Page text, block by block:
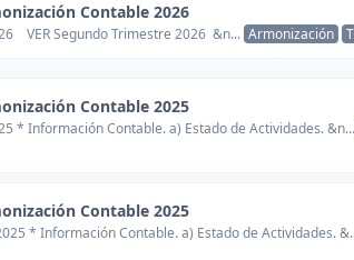
Contable 2026
VER Segundo Trimestre 2026 &n... Armonización
Contable 2025
* Información Contable. a) Estado de Actividades. &n...
Contable 2025
* Información Contable. a) Estado de Actividades.